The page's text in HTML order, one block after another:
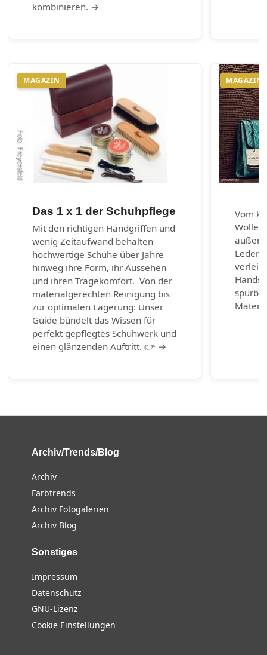
kombinieren. →
MAGAZIN
Das 1 x 1 der Schuhpflege
Mit den richtigen Handgriffen und
wenig Zeitaufwand behalten
hochwertige Schuhe über Jahre
hinweg ihre Form, ihr Aussehen
und ihren Tragekomfort. Von der
materialgerechten Reinigung bis
zur optimalen Lagerung: Unser
Guide bündelt das Wissen für
perfekt gepflegtes Schuhwerk und
einen glänzenden Auftritt. 👉 →
MAGAZIN
Vom
Wolle
Archiv/Trends/Blog
Archiv
Farbtrends
Archiv Fotogalerien
Archiv Blog
Sonstiges
Impressum
Datenschutz
GNU-Lizenz
Cookie Einstellungen